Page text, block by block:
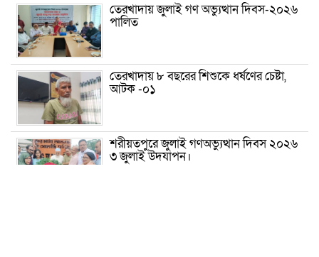
তেরখাদায় জুলাই গণ অভ্যুত্থান দিবস-২০২৬
পালিত
তেরখাদায় ৮ বছরের শিশুকে ধর্ষণের চেষ্টা,
আটক -০১
শরীয়তপুরে জুলাই গণঅভ্যুত্থান দিবস ২০২৬
৩ জুলাই উদযাপন।